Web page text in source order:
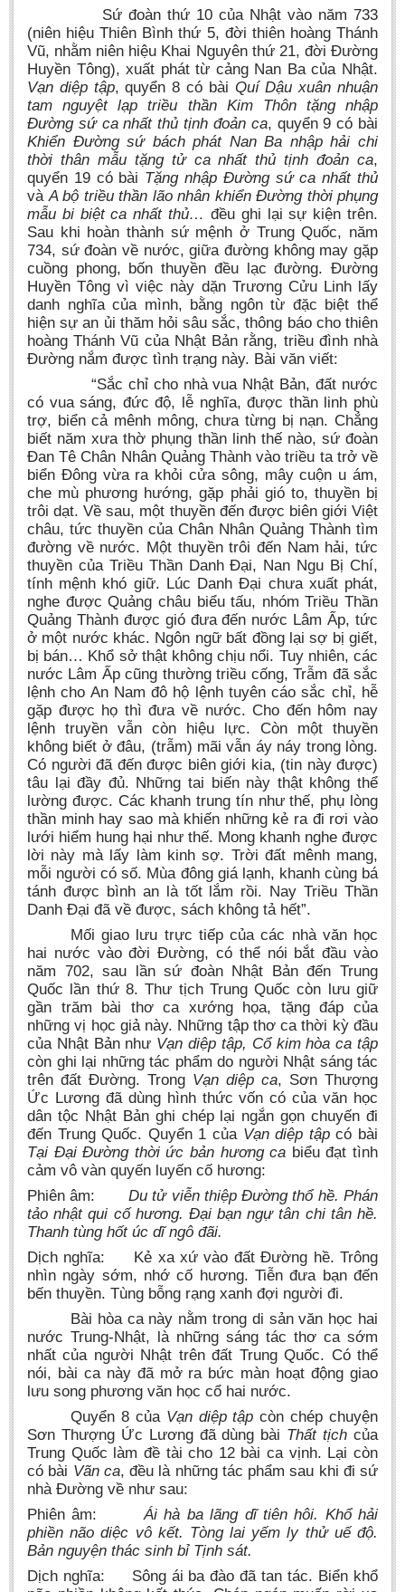
Sứ đoàn thứ 10 của Nhật vào năm 733
(niên hiệu Thiên Bình thứ 5, đời thiên hoàng Thánh
Vũ, nhằm niên hiệu Khai Nguyên thứ 21, đời Đường
Huyền Tông), xuất phát từ cảng Nan Ba của Nhật.
Vạn diệp tập, quyển 8 có bài Quí Dậu xuân nhuận
tam nguyệt lạp triều thần Kim Thôn tặng nhập
Đường sứ ca nhất thủ tịnh đoản ca, quyển 9 có bài
Khiển Đường sứ bách phát Nan Ba nhập hải chi
thời thân mẫu tặng tử ca nhất thủ tịnh đoản ca,
quyển 19 có bài Tặng nhập Đường sứ ca nhất thủ
vàA bộ triều thần lão nhân khiển Đường thời phụng
mẫu bi biệt ca nhất thủ… đều ghi lại sự kiện trên.
Sau khi hoàn thành sứ mệnh ở Trung Quốc, năm
734, sứ đoàn về nước, giữa đường không may gặp
cuồng phong, bốn thuyền đều lạc đường. Đường
Huyền Tông vì việc này dặn Trương Cửu Linh lấy
danh nghĩa của mình, bằng ngôn từ đặc biệt thể
hiện sự an ủi thăm hỏi sâu sắc, thông báo cho thiên
hoàng Thánh Vũ của Nhật Bản rằng, triều đình nhà
Đường nắm được tình trạng này. Bài văn viết:
“Sắc chỉ cho nhà vua Nhật Bản, đất nước
có vua sáng, đức độ, lễ nghĩa, được thần linh phù
trợ, biển cả mênh mông, chưa từng bị nạn. Chẳng
biết năm xưa thờ phụng thần linh thế nào, sứ đoàn
Đan Tê Chân Nhân Quảng Thành vào triều ta trở về
biển Đông vừa ra khỏi cửa sông, mây cuộn u ám,
che mù phương hướng, gặp phải gió to, thuyền bị
trôi dạt. Về sau, một thuyền đến được biên giới Việt
châu, tức thuyền của Chân Nhân Quảng Thành tìm
đường về nước. Một thuyền trôi đến Nam hải, tức
thuyền của Triều Thần Danh Đại, Nan Ngu Bị Chí,
tính mệnh khó giữ. Lúc Danh Đại chưa xuất phát,
nghe được Quảng châu biểu tấu, nhóm Triều Thần
Quảng Thành được gió đưa đến nước Lâm Ấp, tức
ở một nước khác. Ngôn ngữ bất đồng lại sợ bị giết,
bị bán… Khổ sở thật không chịu nổi. Tuy nhiên, các
nước Lâm Ấp cũng thường triều cống, Trẫm đã sắc
lệnh cho An Nam đô hộ lệnh tuyên cáo sắc chỉ, hễ
gặp được họ thì đưa về nước. Cho đến hôm nay
lệnh truyền vẫn còn hiệu lực. Còn một thuyền
không biết ở đâu, (trẫm) mãi vẫn áy náy trong lòng.
Có người đã đến được biên giới kia, (tin này được)
tâu lại đầy đủ. Những tai biến này thật không thể
lường được. Các khanh trung tín như thế, phụ lòng
thần minh hay sao mà khiến những kẻ ra đi rơi vào
lưới hiểm hung hại như thế. Mong khanh nghe được
lời này mà lấy làm kinh sợ. Trời đất mênh mang,
mỗi người có số. Mùa đông giá lạnh, khanh cùng bá
tánh được bình an là tốt lắm rồi. Nay Triều Thần
Danh Đại đã về được, sách không tả hết”.
Mối giao lưu trực tiếp của các nhà văn học
hai nước vào đời Đường, có thể nói bắt đầu vào
năm 702, sau lần sứ đoàn Nhật Bản đến Trung
Quốc lần thứ 8. Thư tịch Trung Quốc còn lưu giữ
gần trăm bài thơ ca xướng họa, tặng đáp của
những vị học giả này. Những tập thơ ca thời kỳ đầu
của Nhật Bản như Vạn diệp tập, Cổ kim hòa ca tập
còn ghi lại những tác phẩm do người Nhật sáng tác
trên đất Đường. Trong Vạn diệp ca, Sơn Thượng
Ức Lương đã dùng hình thức vốn có của văn học
dân tộc Nhật Bản ghi chép lại ngắn gọn chuyến đi
đến Trung Quốc. Quyển 1 của Vạn diệp tậpcó bài
Tại Đại Đường thời ức bản hương ca biểu đạt tình
cảm vô vàn quyến luyến cố hương:
Phiên âm:Du tử viễn thiệp Đường thổ hề. Phán
tảo nhật qui cố hương. Đại bạn ngự tân chi tân hề.
Thanh tùng hốt úc dĩ ngô đãi.
Dịch nghĩa: Kẻ xa xứ vào đất Đường hề. Trông
nhìn ngày sớm, nhớ cố hương. Tiễn đưa bạn đến
bến thuyền. Tùng bỗng rạng xanh đợi người đi.
Bài hòa ca này nằm trong di sản văn học hai
nước Trung-Nhật, là những sáng tác thơ ca sớm
nhất của người Nhật trên đất Trung Quốc. Có thể
nói, bài ca này đã mở ra bức màn hoạt động giao
lưu song phương văn học cổ hai nước.
Quyển 8 của Vạn diệp tậpcòn chép chuyện
Sơn Thượng Ức Lương đã dùng bài Thất tịch của
Trung Quốc làm đề tài cho 12 bài ca vịnh. Lại còn
có bài Vãn ca, đều là những tác phẩm sau khi đi sứ
nhà Đường về như sau:
Phiên âm:Ái hà ba lãng dĩ tiên hôi. Khổ hải
phiền não diệc vô kết. Tòng lai yếm ly thử uế độ.
Bản nguyện thác sinh bỉ Tịnh sát.
Dịch nghĩa: Sông ái ba đào đã tan tác. Biển khổ